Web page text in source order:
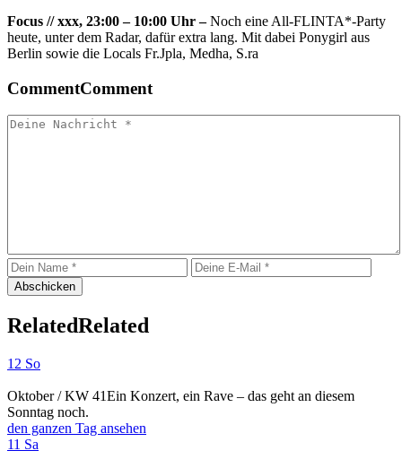
Focus // xxx, 23:00 – 10:00 Uhr –Noch eine All-FLINTA*-Party
heute, unter dem Radar, dafür extra lang. Mit dabei Ponygirl aus
Berlin sowie die Locals Fr.Jpla, Medha, S.ra
CommentComment
RelatedRelated
12 So
Oktober / KW 41Ein Konzert, ein Rave – das geht an diesem
Sonntag noch.
den ganzen Tag ansehen
11 Sa